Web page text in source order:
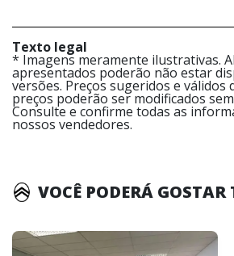
Texto legal
* Imagens meramente ilustrativas.
apresentados poderão não estar
versões. Preços sugeridos e válidos
preços poderão ser modificados
Consulte e confirme todas as
nossos vendedores.
VOCÊ PODERÁ